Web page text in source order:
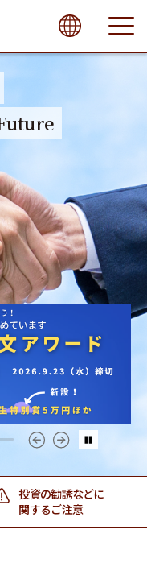
close
投資の勧誘などに
関するご注意